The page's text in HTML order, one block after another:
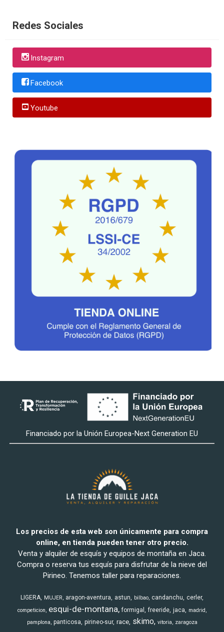
Redes Sociales
Instagram
Facebook
Youtube
Financiado por la Unión Europea-Next Generation EU
Los precios de esta web son únicamente para compra
online, en tienda pueden tener otro precio.
Venta y alquiler de esquís y equipos de montaña en Jaca.
Compra o reserva tus esquís para disfrutar de la nieve del
Pirineo. Tenemos taller para reparaciones.
LIGERA MUJER aragon-aventura astun bilbao candanchu cerler
competicion esqui-de-montana formigal freeride jaca
madrid
pamplona panticosa pirineo-sur race skimo vitoria zaragoza